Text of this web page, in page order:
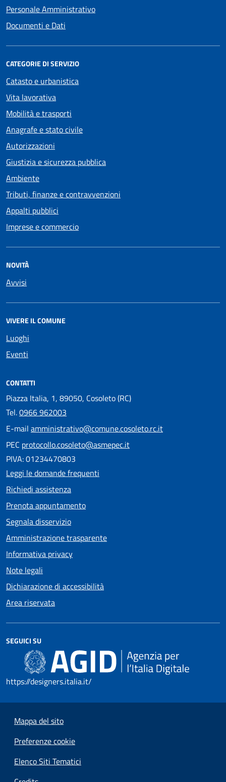
Personale Amministrativo
Documenti e Dati
CATEGORIE DI SERVIZIO
Catasto e urbanistica
Vita lavorativa
Mobilità e trasporti
Anagrafe e stato civile
Autorizzazioni
Giustizia e sicurezza pubblica
Ambiente
Tributi, finanze e contravvenzioni
Appalti pubblici
Imprese e commercio
NOVITÀ
Avvisi
VIVERE IL COMUNE
Luoghi
Eventi
CONTATTI
Piazza Italia, 1, 89050, Cosoleto (RC)
Tel.0966 962003
E-mail amministrativo@comune.cosoleto.rc.it
PEC protocollo.cosoleto@asmepec.it
PIVA: 01234470803
Leggi le domande frequenti
Richiedi assistenza
Prenota appuntamento
Segnala disservizio
Amministrazione trasparente
Informativa privacy
Note legali
Dichiarazione di accessibilità
Area riservata
SEGUICI SU
https://designers.italia.it/
Mappa del sito
Preferenze cookie
Elenco Siti Tematici